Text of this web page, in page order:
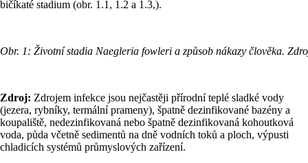
bičíkaté stadium (obr. 1.1, 1.2 a 1.3,).
Obr. 1: Životní stadia Naegleria fowleri a způsob nákazy člověka.
Zdroj: Zdrojem infekce jsou nejčastěji přírodní teplé sladké vody
(jezera, rybníky, termální prameny), špatně dezinfikované bazény a
koupaliště, nedezinfikovaná nebo špatně dezinfikovaná kohoutková
voda, půda včetně sedimentů na dně vodních toků a ploch, výpusti
chladicích systémů průmyslových zařízení.